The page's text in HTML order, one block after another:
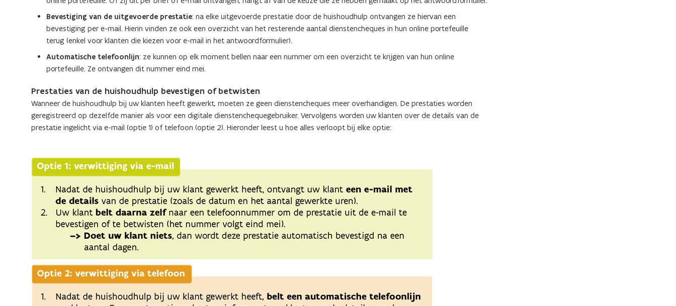
Bevestiging van de uitgevoerde prestatie: na elke uitgevoerde prestatie door de huishoudhulp ontvangen ze hiervan een
bevestiging per e-mail. Hierin vinden ze ook een overzicht van het resterende aantal dienstencheques in hun online portefeuille
terug (enkel voor klanten die kiezen voor e-mail in het antwoordformulier).
Automatische telefoonlijn: ze kunnen op elk moment bellen naar een nummer om een overzicht te krijgen van hun online
portefeuille. Ze ontvangen dit nummer eind mei.
Prestaties van de huishoudhulp bevestigen of betwisten
Wanneer de huishoudhulp bij uw klanten heeft gewerkt, moeten ze geen dienstencheques meer overhandigen. De prestaties worden
geregistreerd op dezelfde manier als voor een digitale dienstenchequegebruiker. Vervolgens worden uw klanten over de details van de
prestatie ingelicht via e-mail (optie 1) of telefoon (optie 2). Hieronder leest u hoe alles verloopt bij elke optie: